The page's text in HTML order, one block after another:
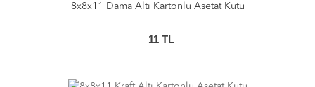
8x8x11 Dama Altı Kartonlu Asetat Kutu
11TL